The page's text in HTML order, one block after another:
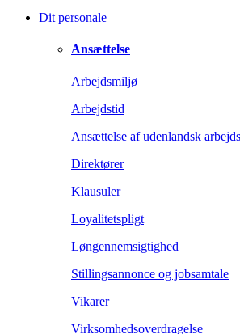
Dit personale
Ansættelse
Arbejdsmiljø
Arbejdstid
Ansættelse af udenlandsk
Direktører
Klausuler
Loyalitetspligt
Løngennemsigtighed
Stillingsannonce og jobsamtale
Vikarer
Virksomhedsoverdragelse